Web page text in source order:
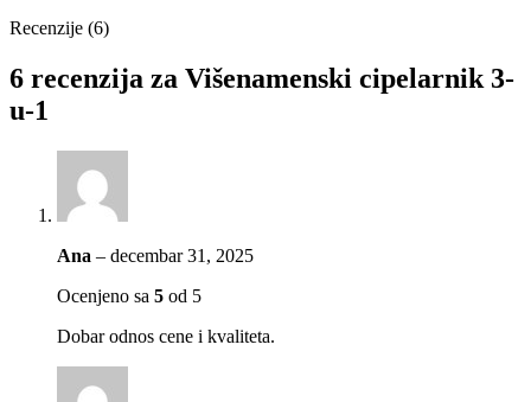
Recenzije (6)
6 recenzija za Višenamenski cipelarnik 3-
u-1
Ana – decembar 31, 2025
Ocenjeno sa 5 od 5
Dobar odnos cene i kvaliteta.